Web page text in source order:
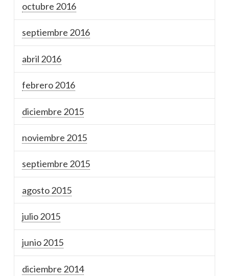
octubre 2016
septiembre 2016
abril 2016
febrero 2016
diciembre 2015
noviembre 2015
septiembre 2015
agosto 2015
julio 2015
junio 2015
diciembre 2014